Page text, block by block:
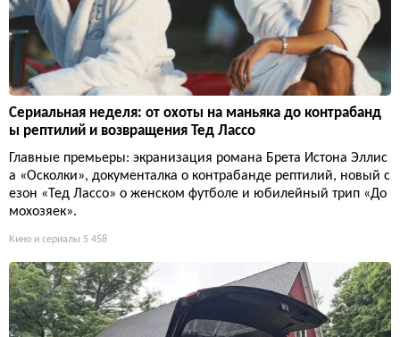
Сериальная неделя: от охоты на маньяка до контрабанд
ы рептилий и возвращения Тед Лассо
Главные премьеры: экранизация романа Брета Истона Эллис
а «Осколки», документалка о контрабанде рептилий, новый с
езон «Тед Лассо» о женском футболе и юбилейный трип «До
мохозяек».
Кино и сериалы 5 458